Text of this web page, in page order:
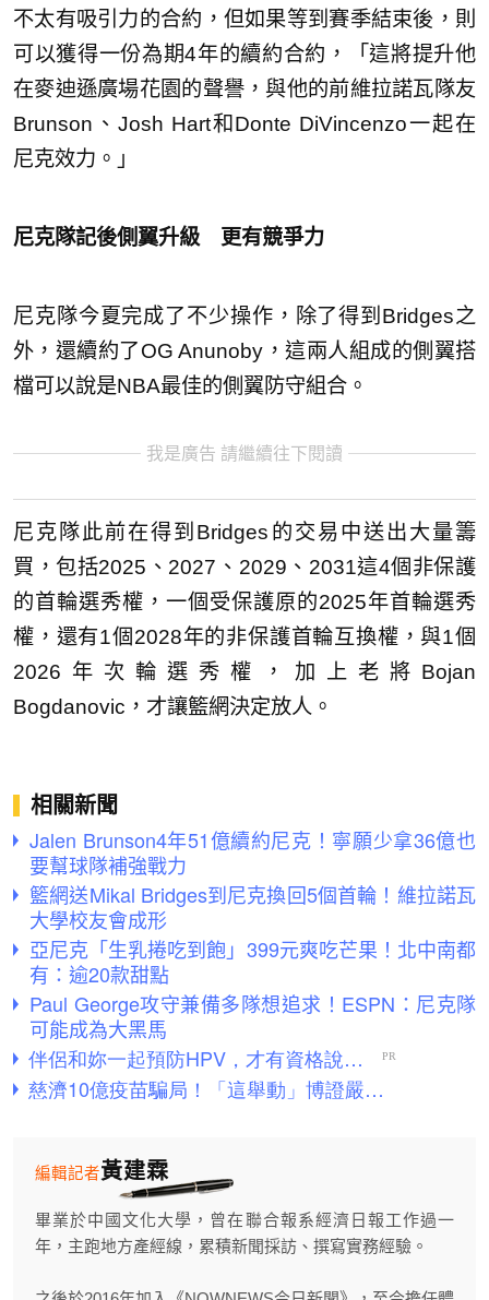
不太有吸引力的合約，但如果等到賽季結束後，則
可以獲得一份為期4年的續約合約，「這將提升他
在麥迪遜廣場花園的聲譽，與他的前維拉諾瓦隊友
Brunson、Josh Hart和Donte DiVincenzo一起在
尼克效力。」
尼克隊記後側翼升級 更有競爭力
尼克隊今夏完成了不少操作，除了得到Bridges之
外，還續約了OG Anunoby，這兩人組成的側翼搭
檔可以說是NBA最佳的側翼防守組合。
我是廣告 請繼續往下閱讀
尼克隊此前在得到Bridges的交易中送出大量籌
買，包括2025、2027、2029、2031這4個非保護
的首輪選秀權，一個受保護原的2025年首輪選秀
權，還有1個2028年的非保護首輪互換權，與1個
2026年次輪選秀權，加上老將Bojan
Bogdanovic，才讓籃網決定放人。
相關新聞
Jalen Brunson4年51億續約尼克！寧願少拿36億也
要幫球隊補強戰力
籃網送Mikal Bridges到尼克換回5個首輪！維拉諾瓦
大學校友會成形
亞尼克「生乳捲吃到飽」399元爽吃芒果！北中南都
有：逾20款甜點
Paul George攻守兼備多隊想追求！ESPN：尼克隊
可能成為大黑馬
黃建霖
編輯記者
畢業於中國文化大學，曾在聯合報系經濟日報工作過一
年，主跑地方產經線，累積新聞採訪、撰寫實務經驗。